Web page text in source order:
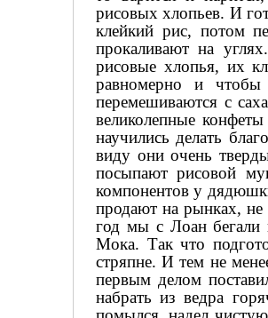
рисовых хлопьев. И
клейкий рис, потом
прокаливают на
рисовые хлопья, их
равномерно и чтобы
перемешиваются с
великолепные
научились делать
виду они очень
посыпают рисовой
компонентов у
продают на рынках,
год мы с Лоан бегали
Мока. Так что
стряпне. И тем не
первым делом
набрать из ведра